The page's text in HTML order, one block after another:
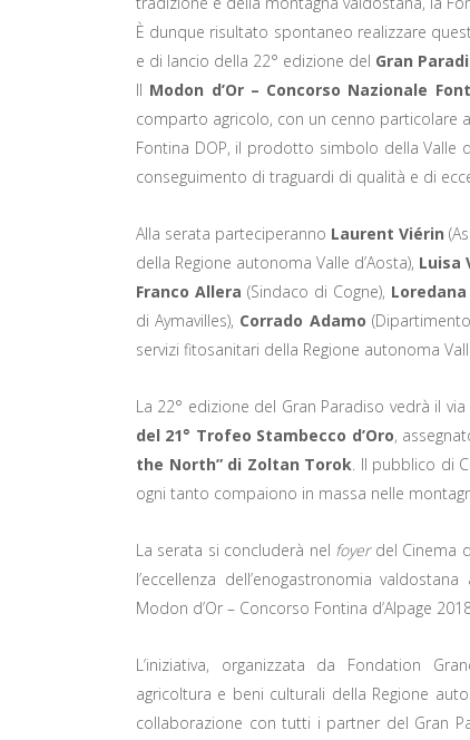
È dunque risultato spontaneo realizzare
e di lancio della 22° edizione del Gran
Il Modon d’Or – Concorso Nazionale
comparto agricolo, con un cenno particolare
Fontina DOP, il prodotto simbolo della Valle
conseguimento di traguardi di qualità e di
Alla serata parteciperanno Laurent Viérin
della Regione autonoma Valle d’Aosta), Luisa
Franco Allera (Sindaco di Cogne),
di Aymavilles), Corrado Adamo
servizi fitosanitari della Regione autonoma
La 22° edizione del Gran Paradiso vedrà il
del 21° Trofeo Stambecco d’Oro,
the North” di Zoltan Torok. Il pubblico di
ogni tanto compaiono in massa nelle
La serata si concluderà nel foyerdel Cinema
l’eccellenza dell’enogastronomia
Modon d’Or – Concorso Fontina d’Alpage
L’iniziativa, organizzata da Fondation
agricoltura e beni culturali della Regione
collaborazione con tutti i partner del Gran